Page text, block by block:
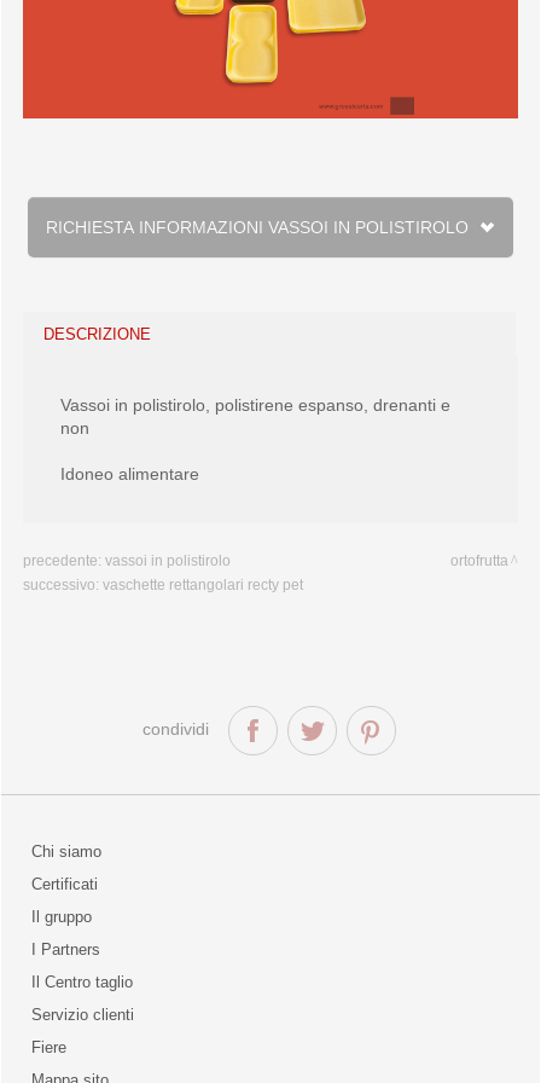
RICHIESTA INFORMAZIONI VASSOI IN POLISTIROLO
DESCRIZIONE
Vassoi in polistirolo, polistirene espanso, drenanti e
non
Idoneo alimentare
precedente: vassoi in polistirolo
successivo: vaschette rettangolari recty pet
ortofrutta
condividi
Chi siamo
qualità
Certificati
Il gruppo
I Partners
Il Centro taglio
Servizio clienti
Fiere